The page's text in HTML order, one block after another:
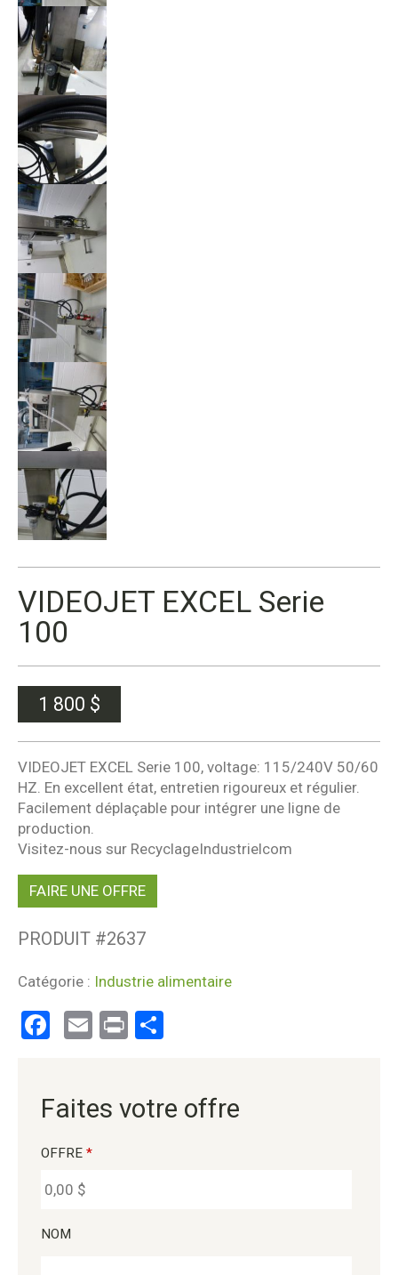
VIDEOJET EXCEL Serie
100
1 800 $
VIDEOJET EXCEL Serie 100, voltage: 115/240V 50/60
HZ. En excellent état, entretien rigoureux et régulier.
Facilement déplaçable pour intégrer une ligne de
production.
Visitez-nous sur RecyclageIndustrielcom
FAIRE UNE OFFRE
PRODUIT #2637
Catégorie : Industrie alimentaire
Facebook
EmailPrint
Faites votre offre
OFFRE *
NOM